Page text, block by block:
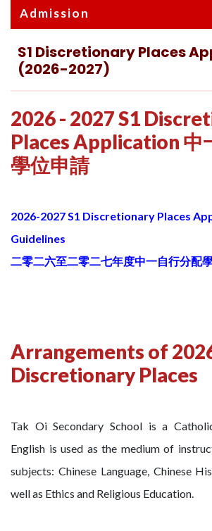
Admission
S1 Discretionary Places
(2026-2027)
2026 - 2027 S1
Places Application 中
學位申請
2026-2027 S1 Discretionary Places
Guidelines
二零二六至二零二七年度中一自行分配
Arrangements of
Discretionary Places
Tak Oi Secondary School is a
English is used as the medium of
subjects: Chinese Language, Chinese
well as Ethics and Religious Education.